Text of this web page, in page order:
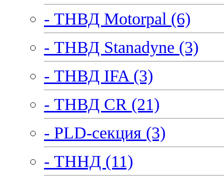
- ТНВД Motorpal (6)
- ТНВД Stanadyne (3)
- ТНВД IFA (3)
- ТНВД CR (21)
- PLD-секция (3)
- ТННД (11)